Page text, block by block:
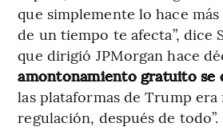
que simplemente lo hace
de un tiempo te afecta”, dice
que dirigió JPMorgan hace
amontonamiento gratuito se
las plataformas de Trump
regulación, después de todo”.